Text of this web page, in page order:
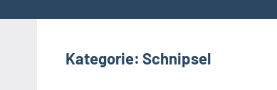
Presse
Kategorie: Schnipsel